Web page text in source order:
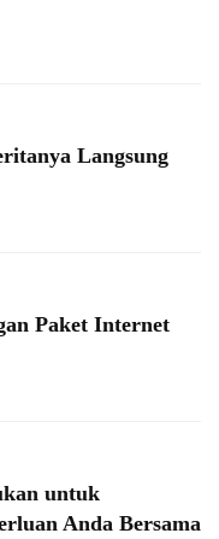
Langsung
Paket Internet
untuk
Anda Bersama